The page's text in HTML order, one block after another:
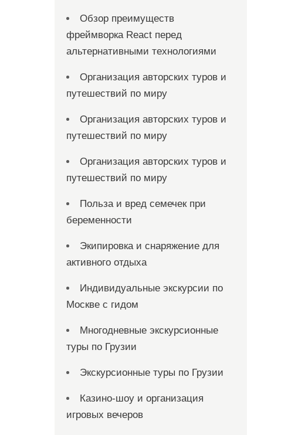
Обзор преимуществ
фреймворка React перед
альтернативными технологиями
Организация авторских туров и
путешествий по миру
Организация авторских туров и
путешествий по миру
Организация авторских туров и
путешествий по миру
Польза и вред семечек при
беременности
Экипировка и снаряжение для
активного отдыха
Индивидуальные экскурсии по
Москве с гидом
Многодневные экскурсионные
туры по Грузии
Экскурсионные туры по Грузии
Казино-шоу и организация
игровых вечеров